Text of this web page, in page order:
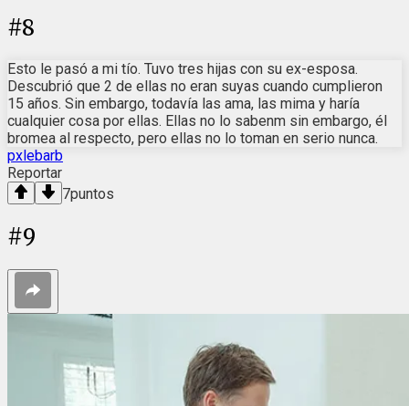
#8
Esto le pasó a mi tío. Tuvo tres hijas con su ex-esposa.
Descubrió que 2 de ellas no eran suyas cuando cumplieron
15 años. Sin embargo, todavía las ama, las mima y haría
cualquier cosa por ellas. Ellas no lo sabenm sin embargo, él
bromea al respecto, pero ellas no lo toman en serio nunca.
pxlebarb
Reportar
7puntos
#9